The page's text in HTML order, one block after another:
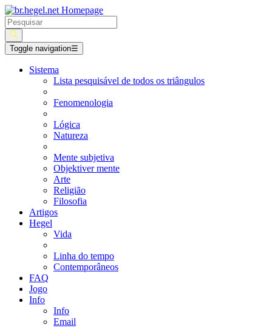
Toggle navigation☰
Sistema
Lista pesquisável de todos os triângulos
Fenomenologia
Lógica
Natureza
Mente subjetiva
Objektiver mente
Arte
Religião
Filosofia
Artigos
Hegel
Vida
Linha do tempo
Contemporâneos
FAQ
Jogo
Info
Info
Email